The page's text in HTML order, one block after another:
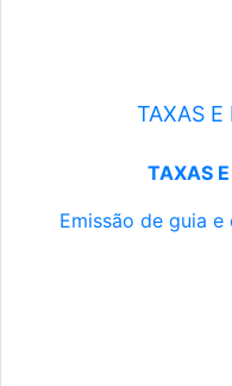
TAXAS E
TAXAS
Emissão de guia